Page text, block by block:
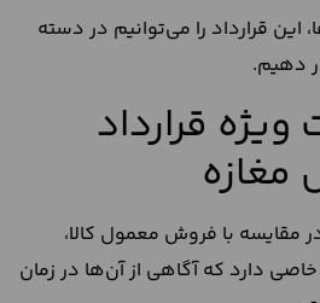
این قرارداد را می‌توانیم در دسته
دهیم.
قرارداد
با فروش معمول کالا،
دارد که آگاهی از آن‌ها در زمان